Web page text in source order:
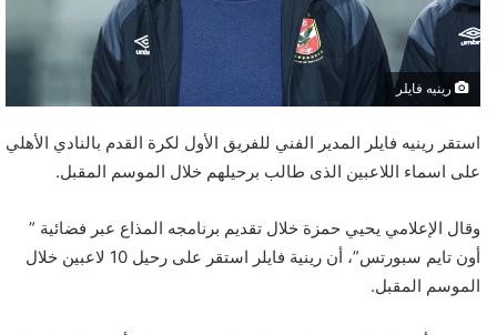
رينيه فايلر
استقر رينيه فايلر المدير الفني للفريق الأول لكرة القدم بالنادي الأهلي
على اسماء اللاعبين الذى طالب برحيلهم خلال الموسم المقبل.
وقال الإعلامي يحيي حمزة خلال تقديم برنامجه المذاع عبر فضائية ”
أون تايم سبورتس”، أن رينية فايلر استقر على رحيل 10 لاعبين خلال
الموسم المقبل.